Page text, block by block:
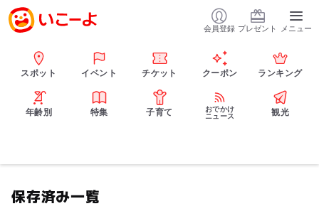
会員登録 プレゼント メニュー
スポット イベント チケット クーポン ランキング
年齢別 特集 子育て
おでかけ
ニュース
観光
保存済み一覧